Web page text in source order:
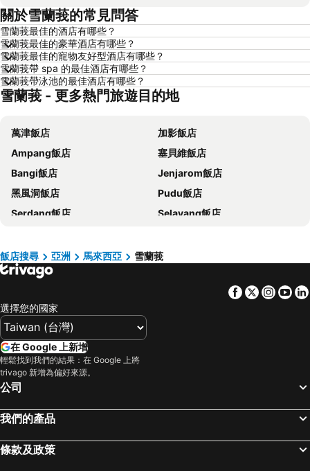
香港飯店
羅東市飯店
板橋區飯店
名古屋飯店
京都飯店
北投飯店
西屯區飯店
花蓮飯店
桃園地區飯店
基隆飯店
新竹地區飯店
澎湖飯店
苗栗縣飯店
金門飯店
彰化地區飯店
雲林飯店
台灣飯店
近畿飯店
澳門飯店
濟州飯店
京都府飯店
關於雪蘭莪的常見問答
雪蘭莪最佳的酒店有哪些？
雪蘭莪最佳的豪華酒店有哪些？
雪蘭莪最佳的寵物友好型酒店有哪些？
雪蘭莪帶 spa 的最佳酒店有哪些？
雪蘭莪帶泳池的最佳酒店有哪些？
雪蘭莪 - 更多熱門旅遊目的地
萬津飯店
加影飯店
Ampang飯店
塞貝維飯店
Bangi飯店
Jenjarom飯店
黑風洞飯店
Pudu飯店
Serdang飯店
Selayang飯店
Setapak飯店
Sungai Besar飯店
撓萬飯店
飯店搜尋 亞洲 馬來西亞 雪蘭莪
Facebook
Twitter
選擇您的國家
在 Google 上新增
輕鬆找到我們的結果：在 Google 上將
trivago 新增為偏好來源。
公司
我們的產品
條款及政策